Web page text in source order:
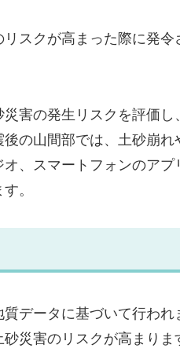
スクが高まった際に発令
害の発生リスクを評価し
の山間部では、土砂崩れ
、スマートフォンのアプ
。
データに基づいて行われ
災害のリスクが高まりま